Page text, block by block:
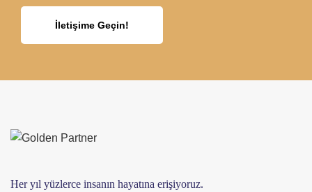
İletişime Geçin!
Her yıl yüzlerce insanın hayatına erişiyoruz.